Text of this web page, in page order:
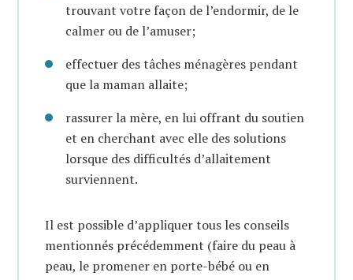
trouvant votre façon de l’endormir, de le
calmer ou de l’amuser;
effectuer des tâches ménagères pendant
que la maman allaite;
rassurer la mère, en lui offrant du soutien
et en cherchant avec elle des solutions
lorsque des difficultés d’allaitement
surviennent.
Il est possible d’appliquer tous les conseils
mentionnés précédemment (faire du peau à
peau, le promener en porte-bébé ou en